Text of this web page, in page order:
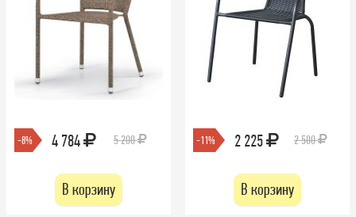
-8% 4 784 5 200
В корзину
-11% 2 225 2 500
В корзину